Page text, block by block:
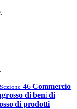
Sezione 46 Commercio
di beni di
di prodotti